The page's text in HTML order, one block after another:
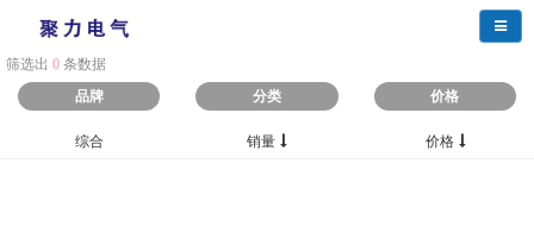
导航
筛选出 0 条数据
品牌
分类 价格
综合 销量 价格